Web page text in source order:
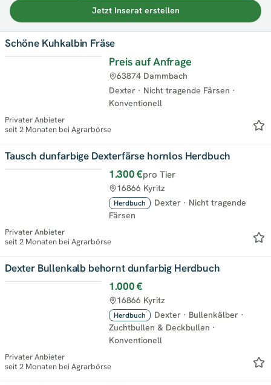
Jetzt Inserat erstellen
Schöne Kuhkalbin Fräse
Preis auf Anfrage
Dexter · Nicht tragende Färsen ·
Konventionell
63874 Dammbach
Privater Anbieter
seit 2 Monaten bei Agrarbörse
Tausch dunfarbige Dexterfärse hornlos Herdbuch
1.300 €pro Tier
Herdbuch Dexter · Nicht tragende
Färsen
16866 Kyritz
Privater Anbieter
seit 2 Monaten bei Agrarbörse
Dexter Bullenkalb behornt dunfarbig Herdbuch
1.000 €
Herdbuch Dexter · Bullenkälber ·
Zuchtbullen & Deckbullen ·
Konventionell
16866 Kyritz
Privater Anbieter
seit 2 Monaten bei Agrarbörse